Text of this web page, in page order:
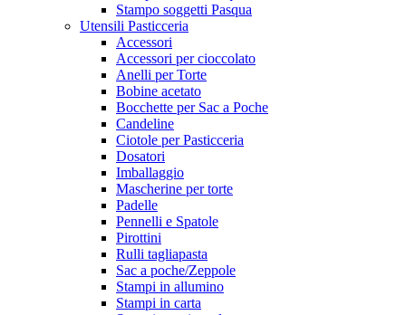
Stampo soggetti Pasqua
Utensili Pasticceria
Accessori
Accessori per cioccolato
Anelli per Torte
Bobine acetato
Bocchette per Sac a Poche
Candeline
Ciotole per Pasticceria
Dosatori
Imballaggio
Mascherine per torte
Padelle
Pennelli e Spatole
Pirottini
Rulli tagliapasta
Sac a poche/Zeppole
Stampi in allumino
Stampi in carta